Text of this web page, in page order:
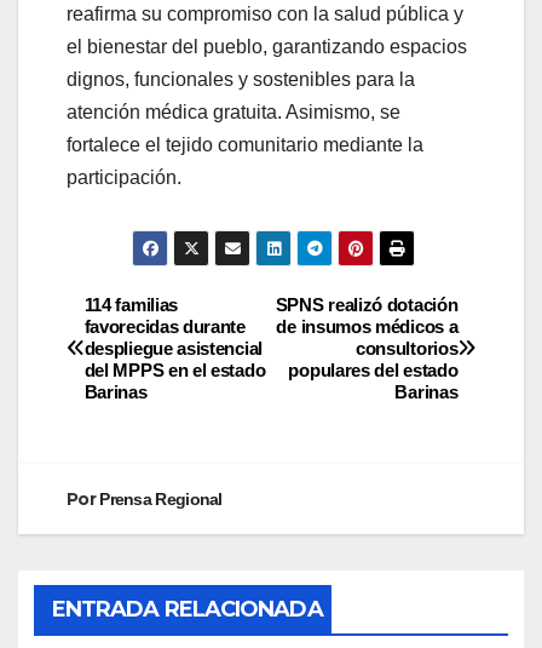
reafirma su compromiso con la salud pública y
el bienestar del pueblo, garantizando espacios
dignos, funcionales y sostenibles para la
atención médica gratuita. Asimismo, se
fortalece el tejido comunitario mediante la
participación.
SPNS realizó dotación
de insumos médicos a
consultorios
populares del estado
Barinas
114 familias
favorecidas durante
despliegue asistencial
del MPPS en el estado
Barinas
PorPrensa Regional
ENTRADA RELACIONADA